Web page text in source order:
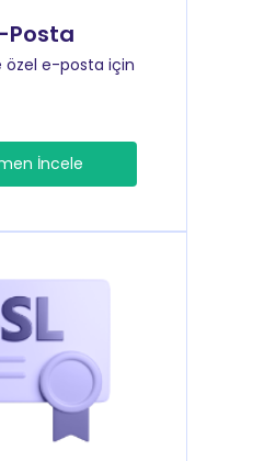
Posta
özel e-posta için
İncele